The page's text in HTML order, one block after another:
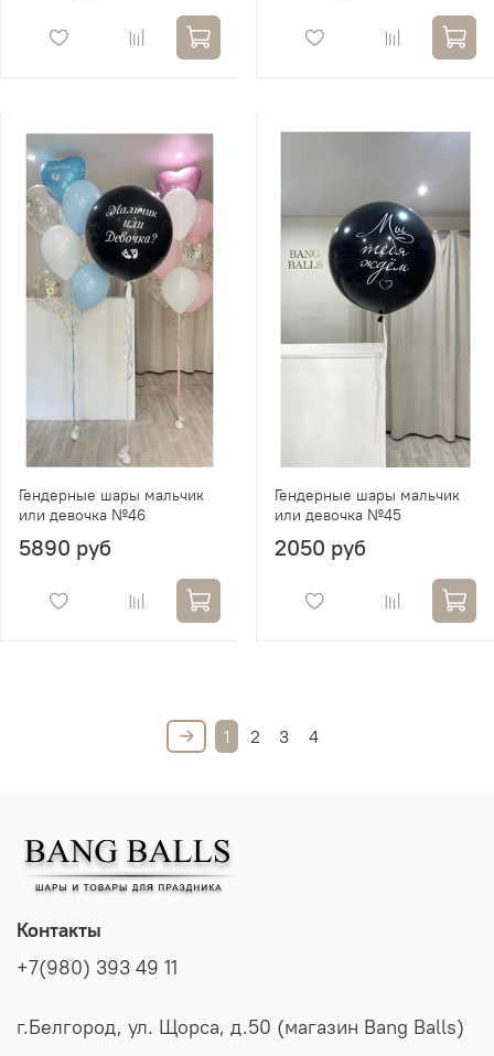
Гендерные шары мальчик
или девочка №46
5890 руб
Гендерные шары мальчик
или девочка №45
2050 руб
1 2 3 4
Контакты
+7(980) 393 49 11
г.Белгород, ул. Щорса, д.50 (магазин Bang Balls)